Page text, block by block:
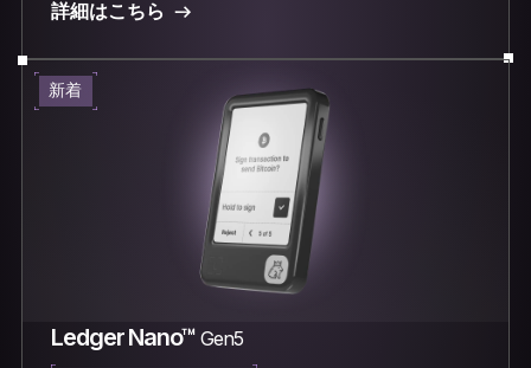
詳細はこちら
新着
Ledger Nano™ Gen5